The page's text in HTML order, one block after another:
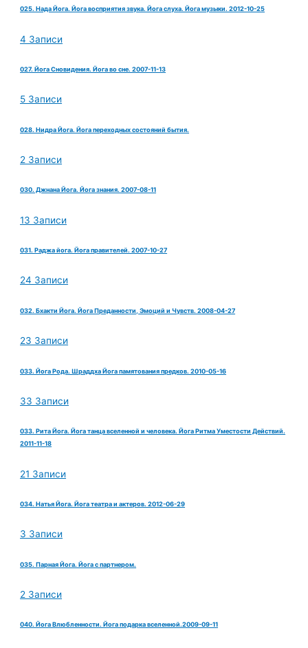
025. Нада Йога. Йога восприятия звука. Йога слуха. Йога музыки. 2012-10-25
4 Записи
027. Йога Сновидения. Йога во сне. 2007-11-13
5 Записи
028. Нидра Йога. Йога переходных состояний бытия.
2 Записи
030. Джнана Йога. Йога знания. 2007-08-11
13 Записи
031. Раджа йога. Йога правителей. 2007-10-27
24 Записи
032. Бхакти Йога. Йога Преданности, Эмоций и Чувств. 2008-04-27
23 Записи
033. Йога Рода. Шраддха Йога памятования предков. 2010-05-16
33 Записи
033. Рита Йога. Йога танца вселенной и человека. Йога Ритма Уместости Действий.
2011-11-18
21 Записи
034. Натья Йога. Йога театра и актеров. 2012-06-29
3 Записи
035. Парная Йога. Йога с партнером.
2 Записи
040. Йога Влюбленности. Йога подарка вселенной.2009-09-11